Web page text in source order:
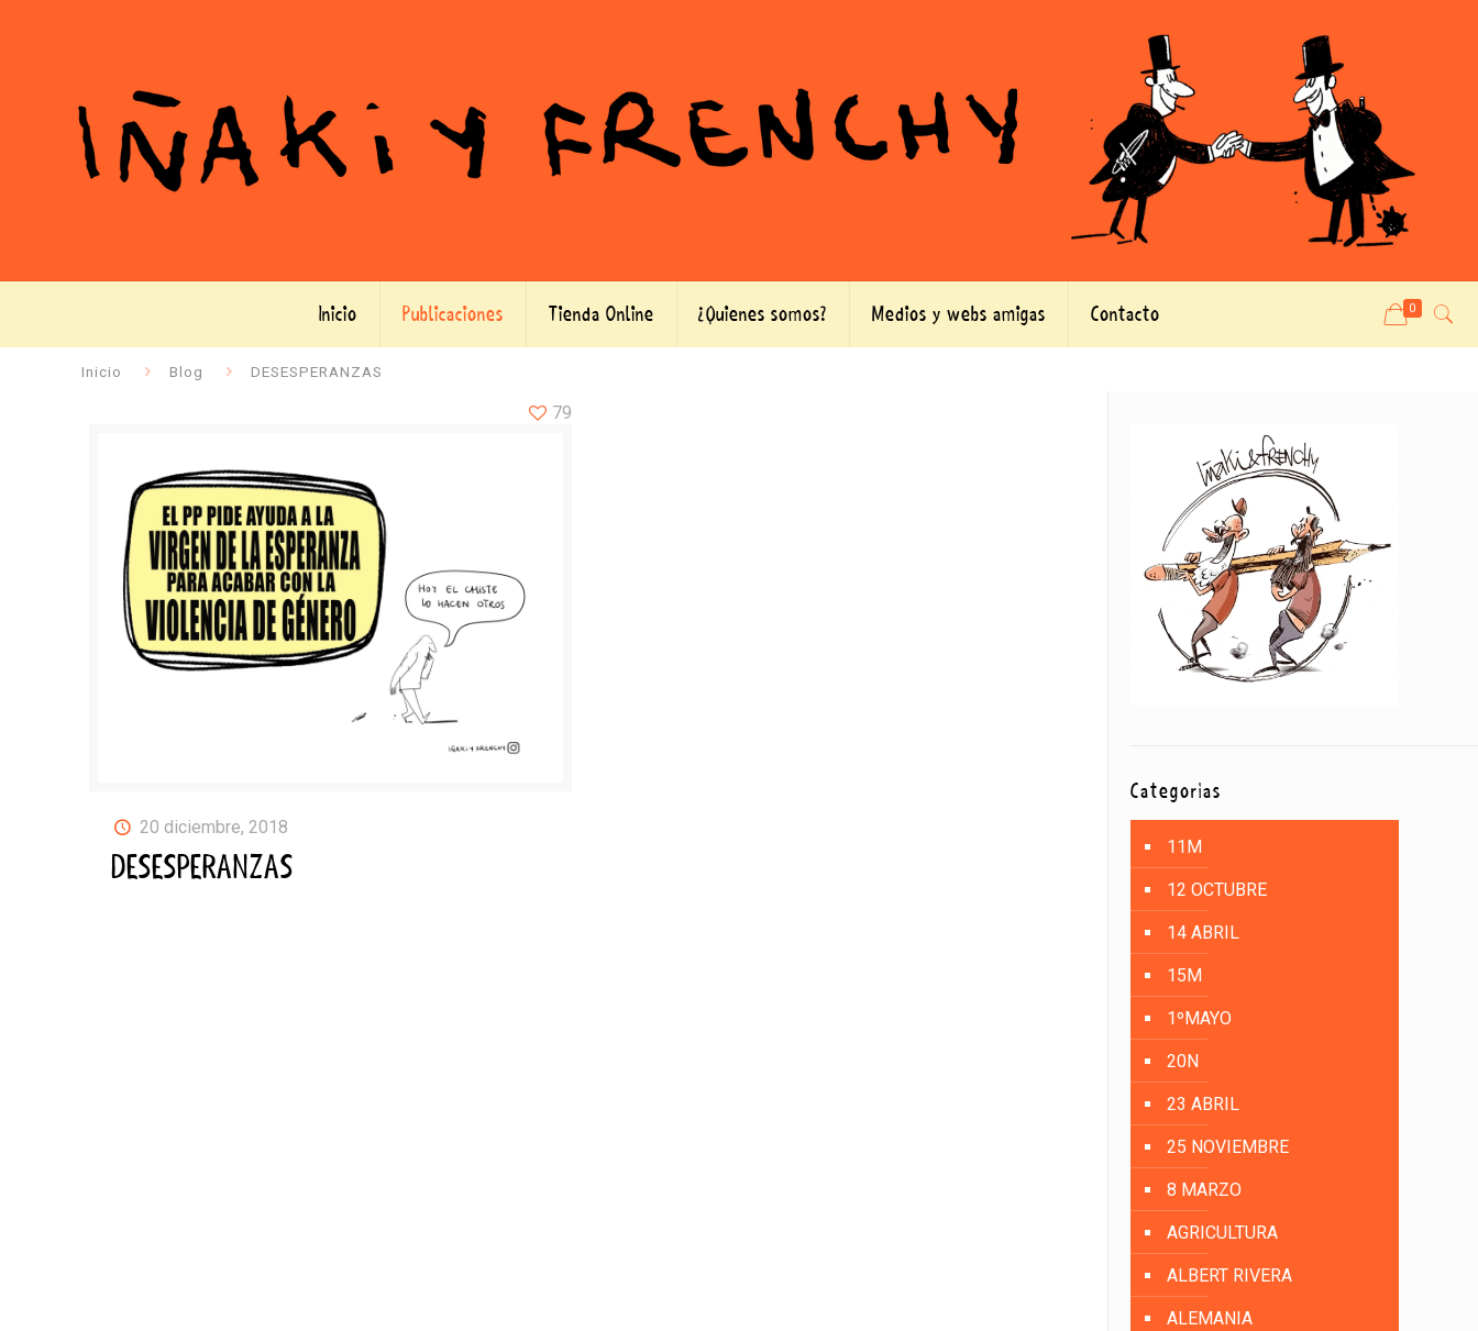
Inicio Publicaciones Tienda Online ¿Quienes somos? Medios y webs amigas Contacto 0
Inicio Blog DESESPERANZAS
20 diciembre, 2018
DESESPERANZAS
79
Categorías
11M
12 OCTUBRE
14 ABRIL
15M
1ºMAYO
20N
23 ABRIL
25 NOVIEMBRE
8 MARZO
AGRICULTURA
ALBERT RIVERA
ALEMANIA